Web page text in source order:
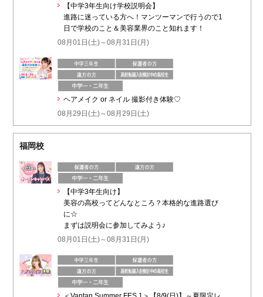
【中学3年生向け学校説明会】
進路に迷っている方へ！マンツーマンで行うので1
日で学校のこと＆美容業界のこと知れます！
08月01日(土)～08月31日(月)
ヘアメイク or ネイル 撮影付き体験♡
08月29日(土)～08月29日(土)
福岡校
【中学3年生向け】
美容の高校ってどんなところ？本格的な進路選び
に☆
まずは説明会に参加してみよう♪
08月01日(土)～08月31日(月)